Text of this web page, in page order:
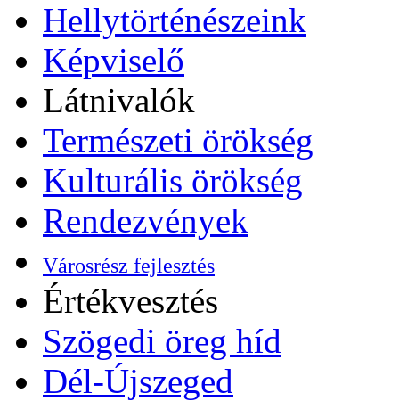
Hellytörténészeink
Képviselő
Látnivalók
Természeti örökség
Kulturális örökség
Rendezvények
Városrész fejlesztés
Értékvesztés
Szögedi öreg híd
Dél-Újszeged